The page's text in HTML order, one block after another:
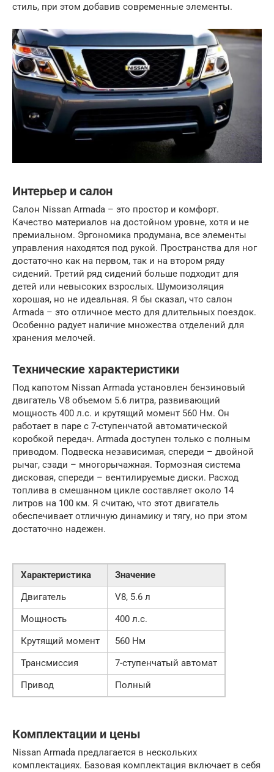
стиль, при этом добавив современные элементы.
Интерьер и салон
Салон Nissan Armada – это простор и комфорт.
Качество материалов на достойном уровне, хотя и не
премиальном. Эргономика продумана, все элементы
управления находятся под рукой. Пространства для ног
достаточно как на первом, так и на втором ряду
сидений. Третий ряд сидений больше подходит для
детей или невысоких взрослых. Шумоизоляция
хорошая, но не идеальная. Я бы сказал, что салон
Armada – это отличное место для длительных поездок.
Особенно радует наличие множества отделений для
хранения мелочей.
Технические характеристики
Под капотом Nissan Armada установлен бензиновый
двигатель V8 объемом 5.6 литра, развивающий
мощность 400 л.с. и крутящий момент 560 Нм. Он
работает в паре с 7-ступенчатой автоматической
коробкой передач. Armada доступен только с полным
приводом. Подвеска независимая, спереди – двойной
рычаг, сзади – многорычажная. Тормозная система
дисковая, спереди – вентилируемые диски. Расход
топлива в смешанном цикле составляет около 14
литров на 100 км. Я считаю, что этот двигатель
обеспечивает отличную динамику и тягу, но при этом
достаточно надежен.
Характеристика
Значение
Двигатель
V8, 5.6 л
Мощность
400 л.с.
Крутящий момент
560 Нм
Трансмиссия
7-ступенчатый автомат
Привод
Полный
Комплектации и цены
Nissan Armada предлагается в нескольких
комплектациях. Базовая комплектация включает в себя